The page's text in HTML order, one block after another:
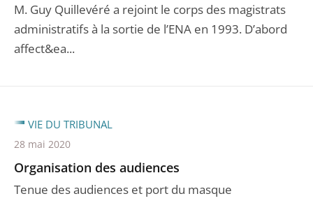
M. Guy Quillevéré a rejoint le corps des magistrats
administratifs à la sortie de l’ENA en 1993. D’abord
affect&ea...
Organisation des audiences
Tenue des audiences et port du masque
VIE DU TRIBUNAL
28 mai 2020